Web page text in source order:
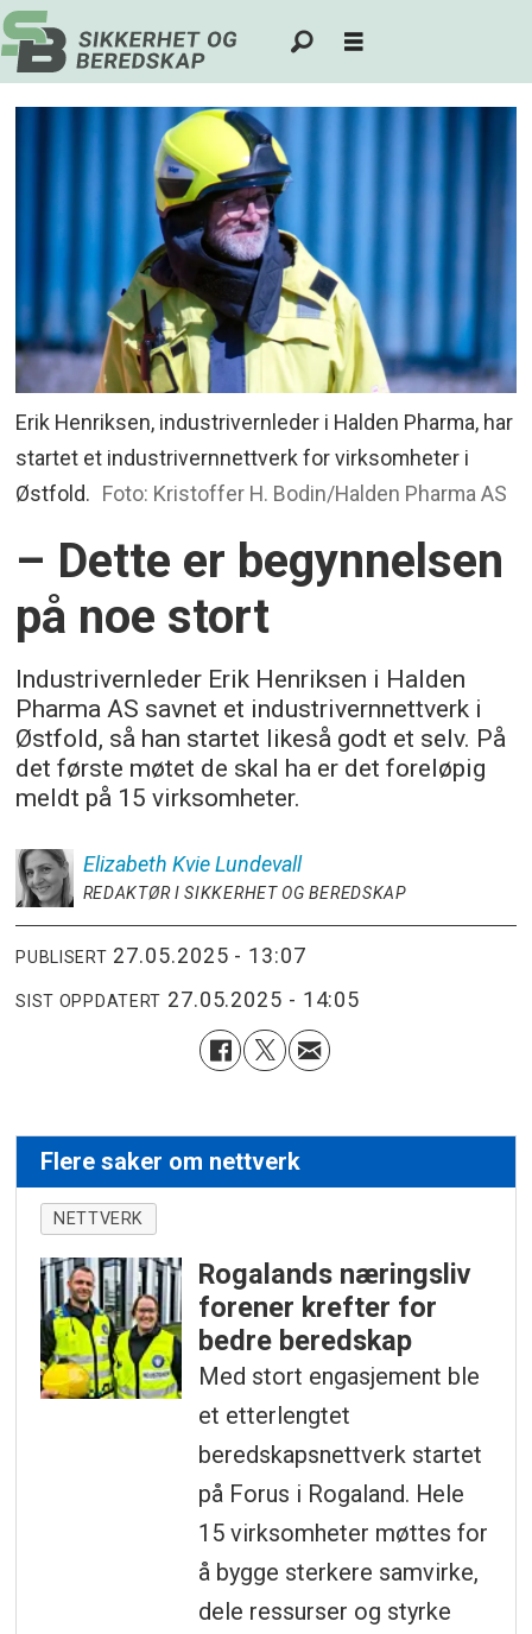
Erik Henriksen, industrivernleder i Halden Pharma, har
startet et industrivernnettverk for virksomheter i
Østfold. Foto: Kristoffer H. Bodin/Halden Pharma AS
– Dette er begynnelsen
på noe stort
Industrivernleder Erik Henriksen i Halden
Pharma AS savnet et industrivernnettverk i
Østfold, så han startet likeså godt et selv. På
det første møtet de skal ha er det foreløpig
meldt på 15 virksomheter.
Elizabeth Kvie Lundevall
REDAKTØR I SIKKERHET OG BEREDSKAP
PUBLISERT 27.05.2025 - 13:07
SIST OPPDATERT 27.05.2025 - 14:05
Flere saker om nettverk
NETTVERK
Rogalands næringsliv
forener krefter for
bedre beredskap
Med stort engasjement ble
et etterlengtet
beredskapsnettverk startet
på Forus i Rogaland. Hele
15 virksomheter møttes for
å bygge sterkere samvirke,
dele ressurser og styrke